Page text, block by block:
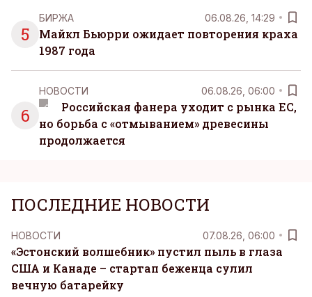
5
БИРЖА 06.08.26, 14:29
Майкл Бьюрри ожидает повторения краха
1987 года
6
НОВОСТИ 06.08.26, 06:00
Российская фанера уходит с рынка ЕС,
но борьба с «отмыванием» древесины
продолжается
ПОСЛЕДНИЕ НОВОСТИ
НОВОСТИ 07.08.26, 06:00
«Эстонский волшебник» пустил пыль в глаза
США и Канаде – стартап беженца сулил
вечную батарейку